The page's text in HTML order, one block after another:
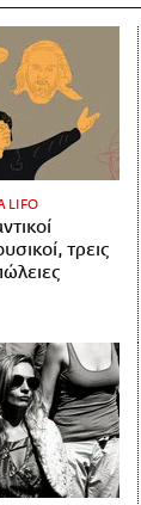
LIFO
τρεις